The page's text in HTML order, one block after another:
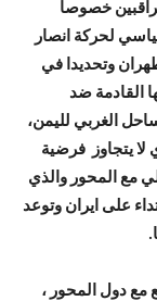
خصوصا
لحركة انصار
وتحديدا في
القادمة ضد
الغربي لليمن،
لا يتجاوز فرضية
مع المحور والذي
على ايران وتوعد
مع دول المحور ،